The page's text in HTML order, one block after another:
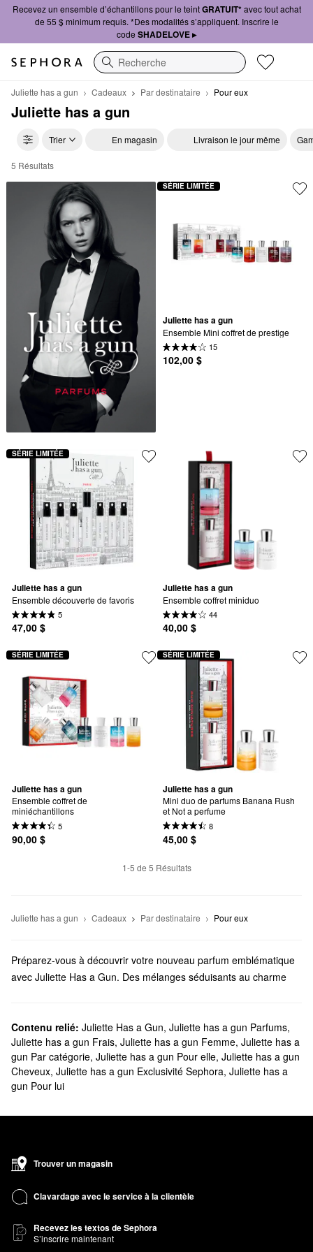
Recevez un ensemble d’échantillons pour le teintGRATUIT*avec tout achat
de 55 $ minimum requis. *Des modalités s’appliquent. Inscrire le
code SHADELOVE ▸
Recherche
Juliette has a gun Cadeaux Par destinataire Pour eux
Juliette has a gun
Trier En magasin Livraison le jour même
Juliette has a gun Pour eux
5 Résultats
Juliette has a gun
Ensemble Mini coffret de prestige
15
102,00 $
SÉRIE LIMITÉE
Juliette has a gun
Ensemble découverte de favoris
5
47,00 $
SÉRIE LIMITÉE
Juliette has a gun
Ensemble coffret miniduo
44
40,00 $
Juliette has a gun
Ensemble coffret de
miniéchantillons
5
90,00 $
SÉRIE LIMITÉE
Juliette has a gun
Mini duo de parfums Banana Rush
et Not a perfume
8
45,00 $
SÉRIE LIMITÉE
1-5 de 5 Résultats
Juliette has a gun Cadeaux Par destinataire Pour eux
Préparez-vous à découvrir votre nouveau parfum emblématique
avec Juliette Has a Gun. Des mélanges séduisants au charme
Est-ce que Sephora offre des produits Juliette Has a Gun?
Sephora vend une vaste gamme de parfumsJuliette Has a Gun.
Vous cherchez des parfums pourfemme? Choisissez parmi les
options chaudes et épicées, les floraux féminins, les formules
terreuses, et bien d’autres encore.
ensembles d'échantillons. Vous pouvez même aller au-delà du
corporelles et les crèmes pour les mains de la marque.
Avec son parfum chaud et diaphane, le parfum
est le parfum le plus vendu de Juliette Has a Gun.
Contenu relié: Juliette Has a Gun, Juliette has a gun Parfums,
Juliette has a gun Frais, Juliette has a gun Femme, Juliette has a
gun Par catégorie, Juliette has a gun Pour elle, Juliette has a gun
Cheveux, Juliette has a gun Exclusivité Sephora, Juliette has a
gun Pour lui
Trouver un magasin
Clavardage avec le service à la clientèle
Recevez les textos de Sephora
S’inscrire maintenant